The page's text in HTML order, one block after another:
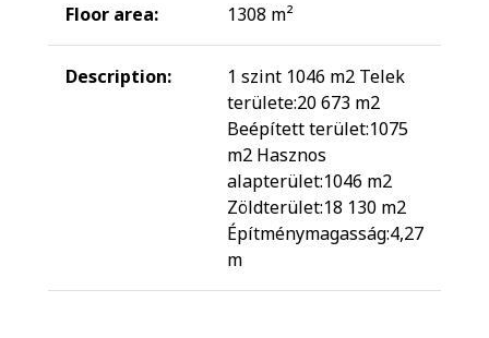
Floor area: 1308 m²
Description:
1 szint 1046 m2 Telek
területe:20 673 m2
Beépített terület:1075
m2 Hasznos
alapterület:1046 m2
Zöldterület:18 130 m2
Építménymagasság:4,27
m